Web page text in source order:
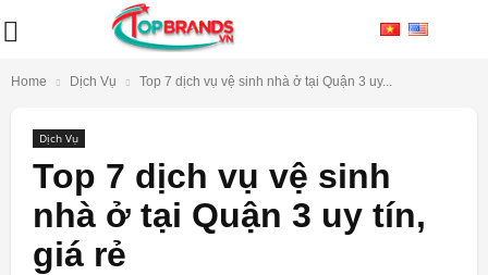
Home Dịch Vụ Top 7 dịch vụ vệ sinh nhà ở tại Quận 3 uy...
Dịch Vụ
Top 7 dịch vụ vệ sinh
nhà ở tại Quận 3 uy tín,
giá rẻ